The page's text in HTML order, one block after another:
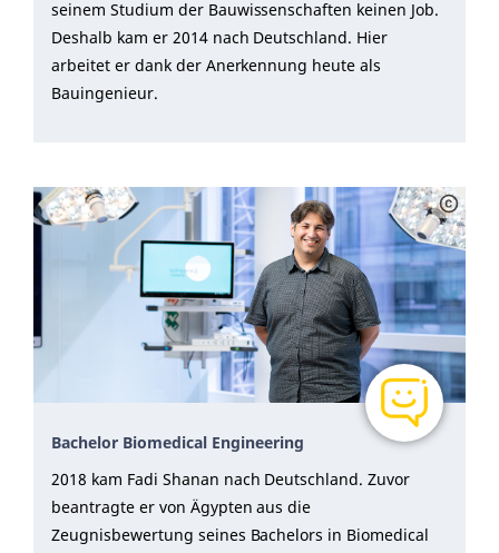
seinem Studium der Bauwissenschaften keinen Job.
Deshalb kam er 2014 nach Deutschland. Hier
arbeitet er dank der Anerkennung heute als
Bauingenieur.
Bachelor Biomedical Engineering
2018 kam Fadi Shanan nach Deutschland. Zuvor
beantragte er von Ägypten aus die
Zeugnisbewertung seines Bachelors in Biomedical